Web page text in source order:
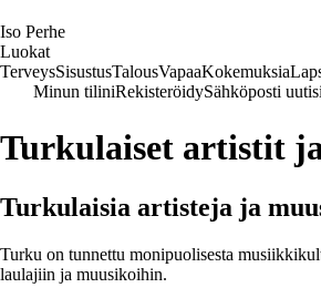
Iso Perhe
Luokat
TerveysSisustusTalousVapaaKokemuksia
Minun tiliniRekisteröidySähköposti
Turkulaiset artistit
Turkulaisia artisteja ja
Turku on tunnettu monipuolisesta
laulajiin ja muusikoihin.